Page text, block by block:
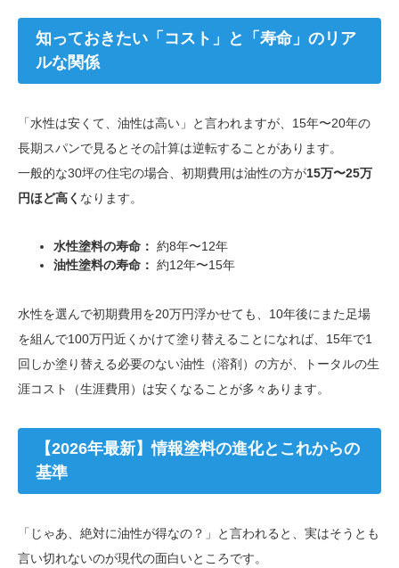
知っておきたい「コスト」と「寿命」のリア
ルな関係
「水性は安くて、油性は高い」と言われますが、15年〜20年の
長期スパンで見るとその計算は逆転することがあります。
一般的な30坪の住宅の場合、初期費用は油性の方が15万〜25万
円ほど高く なります。
水性塗料の寿命： 約8年〜12年
油性塗料の寿命： 約12年〜15年
水性を選んで初期費用を20万円浮かせても、10年後にまた足場
を組んで100万円近くかけて塗り替えることになれば、15年で1
回しか塗り替える必要のない油性（溶剤）の方が、トータルの生
涯コスト（生涯費用）は安くなることが多々あります。
【2026年最新】情報塗料の進化とこれからの
基準
「じゃあ、絶対に油性が得なの？」と言われると、実はそうとも
言い切れないのが現代の面白いところです。